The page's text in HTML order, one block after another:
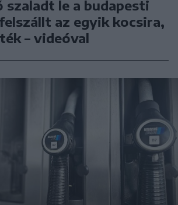
szaladt le a budapesti
az egyik kocsira,
– videóval